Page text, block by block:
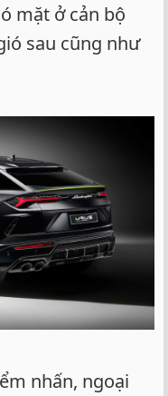
mặt ở cản bộ
sau cũng như
nhấn, ngoại